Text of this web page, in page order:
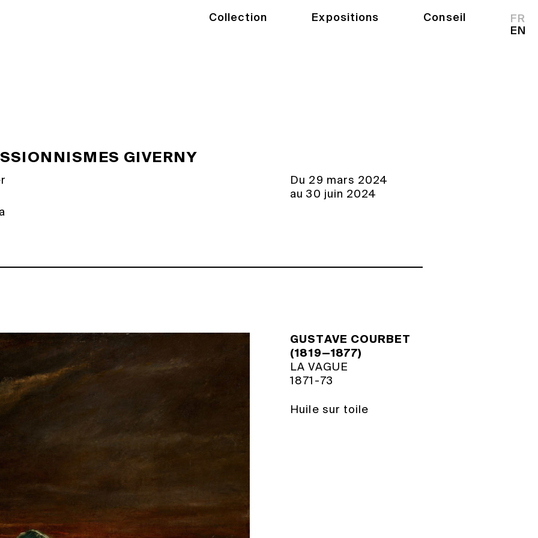
Collection Expositions Conseil
FR
EN
GIVERNY
de la mer dans l’impressionnisme
avec des scènes de plage, des vues
des artistes impressionnistes pour le
pas né au bord de l’eau ?
Impression,
(1872, Paris, musée Marmottan Monet),
à un genre magnifié déjà par
Boudin avant lui.
avec délicatesse et
été bien appréhendée par les
concentrés sur les effets du soleil,
points de vue, le cadrage
vie des estivants à l’époque
il demeure desproblématiques qui
au temps des impressionnistes
Du 29 mars 2024
au 30 juin 2024
GUSTAVE COURBET
(1819—1877)
LA VAGUE
1871-73
Huile sur toile